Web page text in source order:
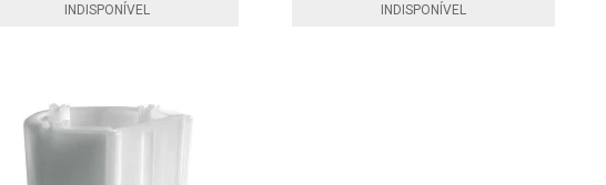
INDISPONÍVEL INDISPONÍVEL